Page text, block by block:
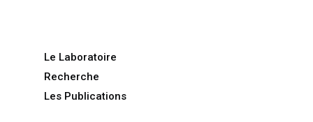
Le Laboratoire
Recherche
Les Publications